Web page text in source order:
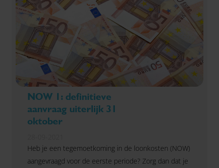
NOW 1: definitieve
aanvraag uiterlijk 31
oktober
Heb je een tegemoetkoming in de loonkosten (NOW)
aangevraagd voor de eerste periode? Zorg dan dat je